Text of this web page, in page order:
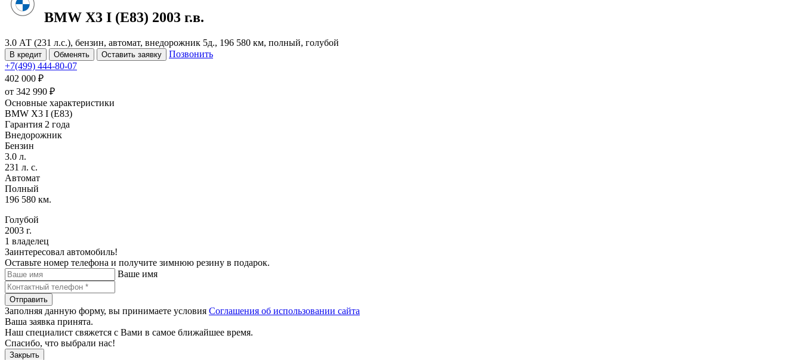
BMW X3 I (E83) 2003 г.в.
3.0 АТ (231 л.с.), бензин, автомат, внедорожник 5д., 196 580 км, полный, голубой
В кредит Обменять Оставить заявку
Позвонить
+7(499) 444-80-07
402 000 ₽
от 342 990 ₽
Основные характеристики
BMW X3 I (E83)
Гарантия 2 года
Внедорожник
Бензин
3.0 л.
231 л. с.
Автомат
Полный
196 580 км.
Голубой
2003 г.
1 владелец
Заинтересовал автомобиль!
Оставьте номер телефона и получите зимнюю резину в подарок.
Ваше имя
Отправить
Заполняя данную форму, вы принимаете условия Соглашения об использовании сайта
Ваша заявка принята.
Наш специалист свяжется с Вами в самое ближайшее время.
Спасибо, что выбрали нас!
Закрыть